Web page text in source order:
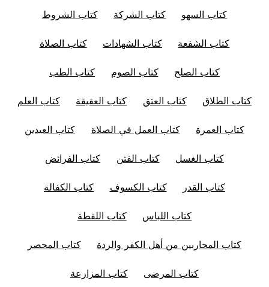
كتاب السهو كتاب الشركة كتاب الشروط
كتاب الشفعة كتاب الشهادات كتاب الصلاة
كتاب الصلح كتاب الصوم كتاب الطب
كتاب الطلاق كتاب العتق كتاب العقيقة كتاب العلم
كتاب العمرة كتاب العمل في الصلاة كتاب العيدين
كتاب الغسل كتاب الفتن كتاب الفرائض
كتاب القدر كتاب الكسوف كتاب الكفالة
كتاب اللباس كتاب اللقطة
كتاب المحاربين من أهل الكفر والردة كتاب المحصر
كتاب المرضى كتاب المزارعة